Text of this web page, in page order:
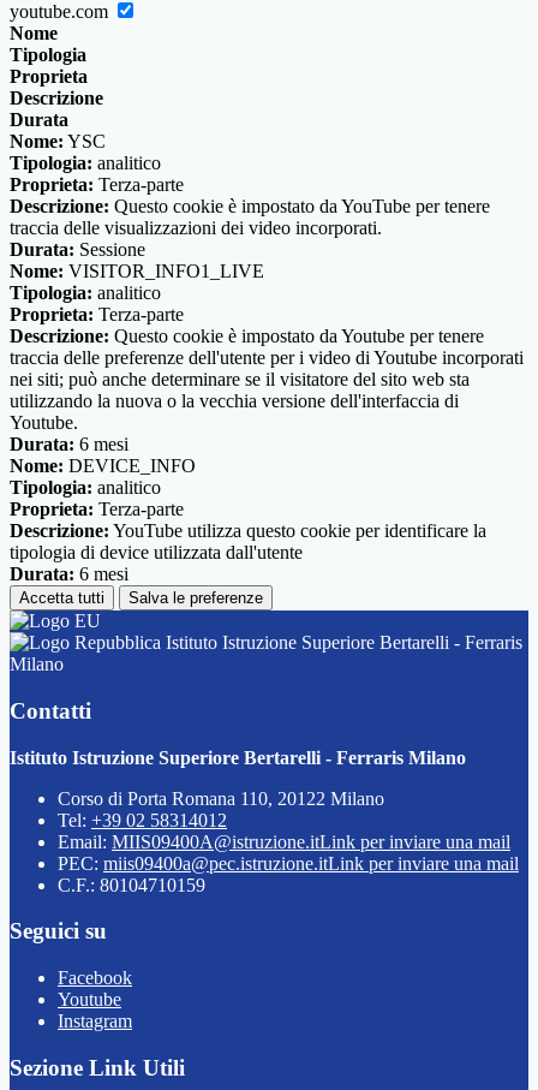
youtube.com
Nome
Tipologia
Proprieta
Descrizione
Durata
Nome: YSC
Tipologia: analitico
Proprieta: Terza-parte
Descrizione: Questo cookie è impostato da YouTube per tenere
traccia delle visualizzazioni dei video incorporati.
Durata: Sessione
Nome: VISITOR_INFO1_LIVE
Tipologia: analitico
Proprieta: Terza-parte
Descrizione: Questo cookie è impostato da Youtube per tenere
traccia delle preferenze dell'utente per i video di Youtube incorporati
nei siti; può anche determinare se il visitatore del sito web sta
utilizzando la nuova o la vecchia versione dell'interfaccia di
Youtube.
Durata: 6 mesi
Nome: DEVICE_INFO
Tipologia: analitico
Proprieta: Terza-parte
Descrizione: YouTube utilizza questo cookie per identificare la
tipologia di device utilizzata dall'utente
Durata: 6 mesi
Accetta tutti Salva le preferenze
Istituto Istruzione Superiore Bertarelli - Ferraris
Milano
Contatti
Istituto Istruzione Superiore Bertarelli - Ferraris Milano
Corso di Porta Romana 110, 20122 Milano
Tel: +39 02 58314012
Email: MIIS09400A@istruzione.itLink per inviare una mail
PEC: miis09400a@pec.istruzione.itLink per inviare una mail
C.F.: 80104710159
Seguici su
Facebook
Youtube
Instagram
Sezione Link Utili